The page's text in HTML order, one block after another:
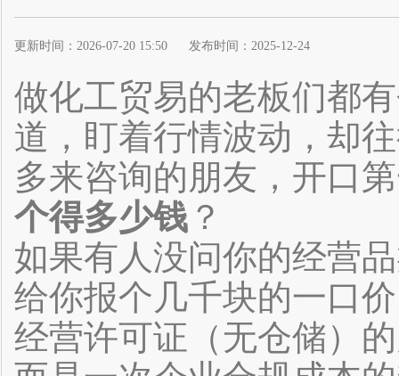
更新时间：2026-07-20 15:50 发布时间：2025-12-24
做化工贸易的老板们都
道，盯着行情波动，却
多来咨询的朋友，开口
个得多少钱 ？
如果有人没问你的经营
给你报个几千块的一口
经营许可证（无仓储）